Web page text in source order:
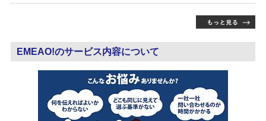
EMEAO!のサービス内容について